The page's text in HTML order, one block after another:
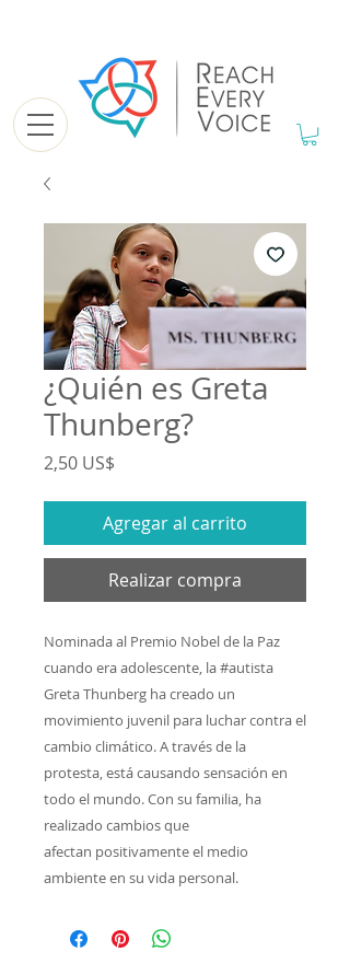
¿Quién es Greta
Thunberg?
2,50 US$
Agregar al carrito
Realizar compra
Nominada al Premio Nobel de la Paz
cuando era adolescente, la #autista
Greta Thunberg ha creado un
movimiento juvenil para luchar contra el
cambio climático. A través de la
protesta, está causando sensación en
todo el mundo. Con su familia, ha
realizado cambios que
afectan positivamente el medio
ambiente en su vida personal.